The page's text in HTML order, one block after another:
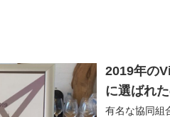
2019年の
に選ばれ
有名な協同組